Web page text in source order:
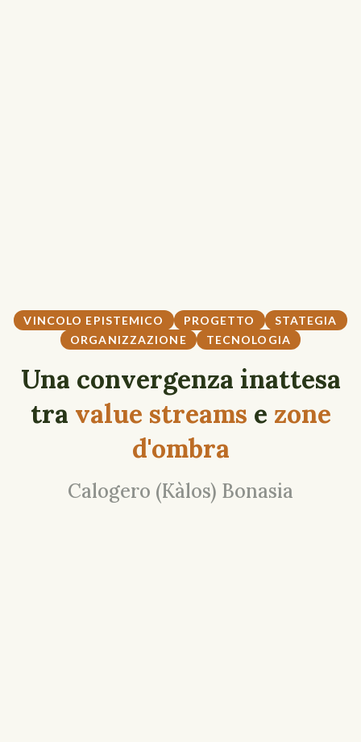
VINCOLO EPISTEMICO PROGETTO
STATEGIA
ORGANIZZAZIONE
TECNOLOGIA
Una convergenza inattesa
tra value streams e zone
d'ombra
Calogero (Kàlos) Bonasia